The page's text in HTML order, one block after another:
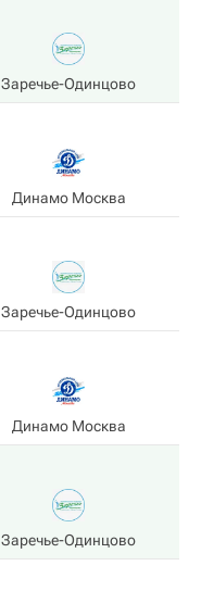
Заречье-Одинцово
Динамо Москва
Заречье-Одинцово
Динамо Москва
Заречье-Одинцово